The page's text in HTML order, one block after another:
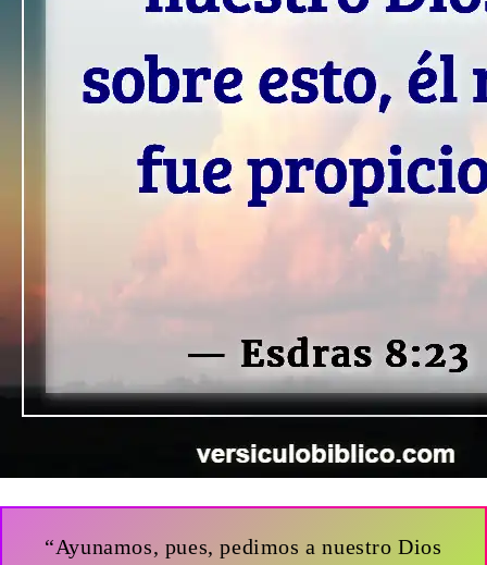
“Ayunamos, pues, pedimos a nuestro Dios